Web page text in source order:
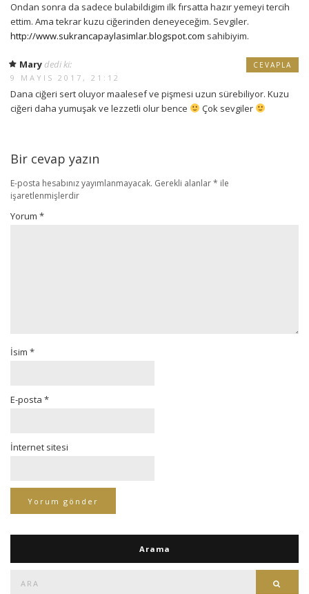
Ondan sonra da sadece bulabildigim ilk fırsatta hazır yemeyi tercih
ettim. Ama tekrar kuzu ciğerinden deneyeceğim. Sevgiler.
http://www.sukrancapaylasimlar.blogspot.com sahibiyim.
Mary dedi ki:
9 MAYIS 2017, 21:12
Dana ciğeri sert oluyor maalesef ve pişmesi uzun sürebiliyor. Kuzu
ciğeri daha yumuşak ve lezzetli olur bence
Çok sevgiler
CEVAPLA
Bir cevap yazın
E-posta hesabınız yayımlanmayacak. Gerekli alanlar* ile
işaretlenmişlerdir
Yorum *
İsim *
E-posta *
İnternet sitesi
Arama